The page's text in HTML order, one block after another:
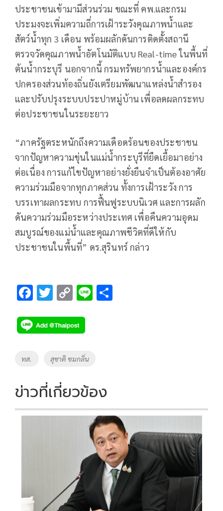
ประชาชนเข้ามามีส่วนร่วม ขณะที่ คพ.และกรม
ประมงจะเพิ่มความถี่การเฝ้าระวังคุณภาพน้ำและ
สัตว์น้ำทุก 3 เดือน พร้อมผลักดันการติดตั้งสถานี
ตรวจวัดคุณภาพน้ำอัตโนมัติแบบ Real-time ในพื้นที่
ต้นน้ำกระบุรี นอกจากนี้ กรมทรัพยากรน้ำและองค์กร
ปกครองส่วนท้องถิ่นยังเตรียมพัฒนาแหล่งน้ำสำรอง
และปรับปรุงระบบประปาหมู่บ้าน เพื่อลดผลกระทบ
ต่อประชาชนในระยะยาว
“ภาครัฐตระหนักถึงความเดือดร้อนของประชาชน
จากปัญหาความขุ่นในแม่น้ำกระบุรีที่ยืดเยื้อมาอย่าง
ต่อเนื่อง การแก้ไขปัญหาอย่างยั่งยืนจำเป็นต้องอาศัย
ความร่วมมือจากทุกภาคส่วน ทั้งการเฝ้าระวัง การ
บรรเทาผลกระทบ การฟื้นฟูระบบนิเวศ และการผลัก
ดันความร่วมมือระหว่างประเทศ เพื่อคืนความอุดม
สมบูรณ์ของแม่น้ำและคุณภาพชีวิตที่ดีให้กับ
ประชาชนในพื้นที่” ดร.สุรินทร์ กล่าว
F
e
b
k
T
tt
er
C
p
y
Li
k
Li
Tags
ทส. สุชาติ ชมกลิ่น
ข่าวที่เกี่ยวข้อง